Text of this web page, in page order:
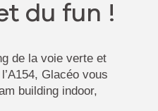
du fun !
de la voie verte et
Glacéo vous
building indoor,